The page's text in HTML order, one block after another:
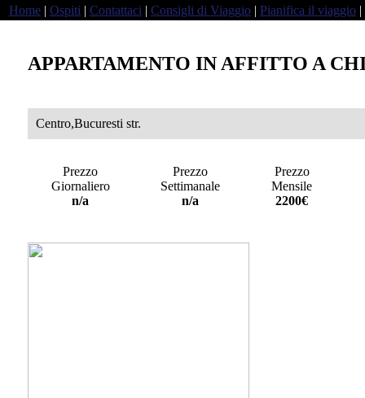
Home | Ospiti | Contattaci | Consigli di Viaggio | Pianifica il viaggio |
APPARTAMENTO IN AFFITTO A
Centro,Bucuresti str.
Prezzo
Giornaliero
n/a
Prezzo
Settimanale
n/a
Prezzo
Mensile
2200€